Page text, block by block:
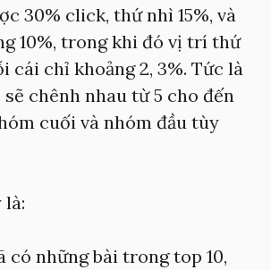
30% click, thứ nhì 15%, và
10%, trong khi đó vị trí thứ
cái chỉ khoảng 2, 3%. Tức là
chênh nhau từ 5 cho đến
cuối và nhóm đầu tùy
là:
có những bài trong top 10,